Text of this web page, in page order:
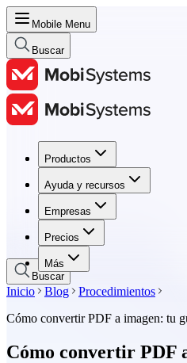
Mobile Menu
Buscar
Productos
Ayuda y recursos
Empresas
Precios
Más
Productos
Ayuda y recursos
Empresas
Precios
Buscar
Inicio Blog
Procedimientos
Cómo convertir PDF a imagen: tu
Cómo convertir PDF